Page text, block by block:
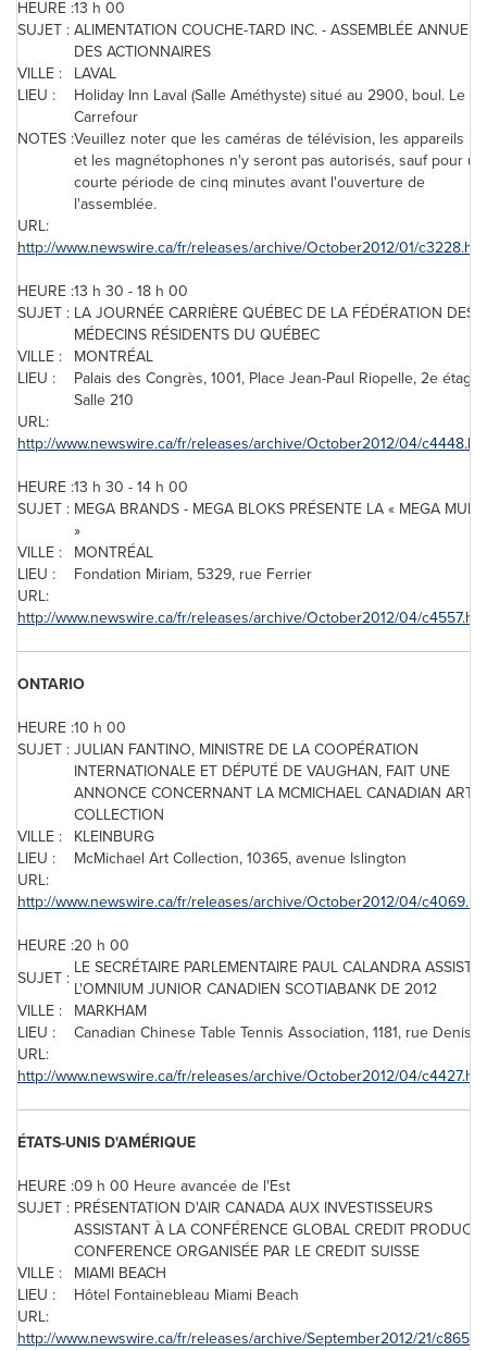
HEURE :13 h 00
SUJET :ALIMENTATION COUCHE-TARD INC. - ASSEMBLÉE
DES ACTIONNAIRES
VILLE : LAVAL
LIEU :
Holiday Inn Laval (Salle Améthyste) situé au 2900, boul. Le
Carrefour
NOTES :Veuillez noter que les caméras de télévision, les appareils
et les magnétophones n'y seront pas autorisés, sauf pour
courte période de cinq minutes avant l'ouverture de
l'assemblée.
URL:
http://www.newswire.ca/fr/releases/archive/October2012/01/
HEURE :13 h 30 - 18 h 00
SUJET : LA JOURNÉE CARRIÈRE QUÉBEC DE LA FÉDÉRATION DES
MÉDECINS RÉSIDENTS DU QUÉBEC
VILLE : MONTRÉAL
LIEU :
Palais des Congrès, 1001, Place Jean-Paul Riopelle, 2e étage,
Salle 210
URL:
http://www.newswire.ca/fr/releases/archive/October2012/04/
HEURE :13 h 30 - 14 h 00
SUJET : MEGA BRANDS - MEGA BLOKS PRÉSENTE LA « MEGA
»
VILLE : MONTRÉAL
LIEU :
Fondation Miriam, 5329, rue Ferrier
URL:
http://www.newswire.ca/fr/releases/archive/October2012/04/
ONTARIO
HEURE :10 h 00
SUJET :JULIAN FANTINO, MINISTRE DE LA COOPÉRATION
INTERNATIONALE ET DÉPUTÉ DE VAUGHAN, FAIT UNE
ANNONCE CONCERNANT LA MCMICHAEL CANADIAN ART
COLLECTION
VILLE : KLEINBURG
LIEU :
McMichael Art Collection, 10365, avenue Islington
URL:
http://www.newswire.ca/fr/releases/archive/October2012/04/
HEURE :20 h 00
SUJET : LE SECRÉTAIRE PARLEMENTAIRE PAUL CALANDRA ASSISTE
L'OMNIUM JUNIOR CANADIEN SCOTIABANK DE 2012
VILLE : MARKHAM
LIEU :
Canadian Chinese Table Tennis Association, 1181, rue
URL:
http://www.newswire.ca/fr/releases/archive/October2012/04/
ÉTATS-UNIS D'AMÉRIQUE
HEURE :09 h 00 Heure avancée de l'Est
SUJET : PRÉSENTATION D'AIR CANADAAUX INVESTISSEURS
ASSISTANT À LA CONFÉRENCE GLOBAL CREDIT
CONFERENCE ORGANISÉE PAR LE CREDIT SUISSE
VILLE : MIAMI BEACH
LIEU :
Hôtel Fontainebleau Miami Beach
URL:
http://www.newswire.ca/fr/releases/archive/September2012/21/